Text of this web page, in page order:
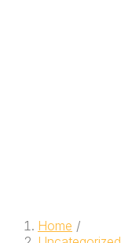
Home /